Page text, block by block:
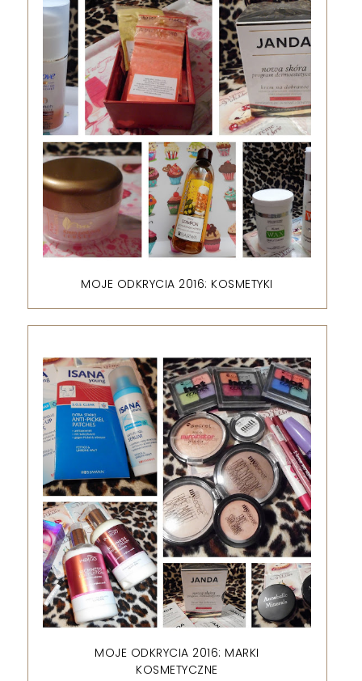
MOJE ODKRYCIA 2016: KOSMETYKI
MOJE ODKRYCIA 2016: MARKI
KOSMETYCZNE